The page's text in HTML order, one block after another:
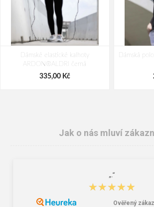
Dámské elastické kalhoty
ARDON®ALDRI černá
335,00 Kč
Dámská
Jak o nás mluví
„.“
★★★★★
★★★★★
Ověřený